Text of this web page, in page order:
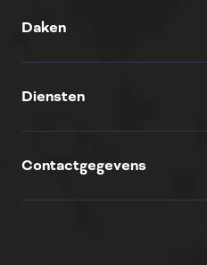
Daken
Diensten
Contactgegevens